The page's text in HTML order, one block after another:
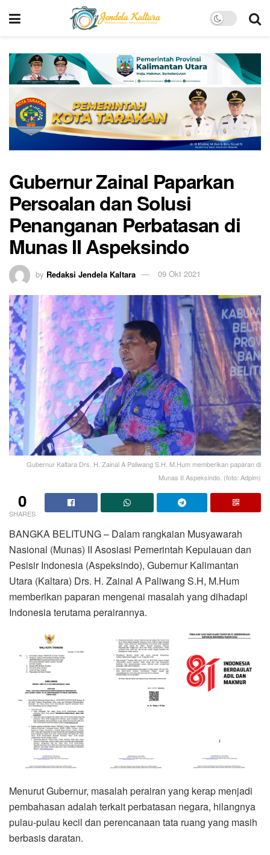
Gubernur Zainal Paparkan
Persoalan dan Solusi
Penanganan Perbatasan di
Munas II Aspeksindo
by Redaksi Jendela Kaltara 09 Okt 2021
Gubernur Kaltara Drs. H. Zainal A Paliwang S.H, M.Hum memberikan paparan di
Munas II Aspeksindo. (foto: Adpim)
0
SHARES
BANGKA BELITUNG – Dalam rangkaian Musyawarah
Nasional (Munas) II Asosiasi Pemerintah Kepulauan dan
Pesisir Indonesia (Aspeksindo), Gubernur Kalimantan
Utara (Kaltara) Drs. H. Zainal A Paliwang S.H, M.Hum
memberikan paparan mengenai masalah yang dihadapi
Indonesia terutama perairannya.
Menurut Gubernur, masalah perairan yang kerap menjadi
pembahasan adalah terkait perbatasan negara, hilangnya
pulau-pulau kecil dan perencanaan tata ruang yang masih
berbasis daratan.